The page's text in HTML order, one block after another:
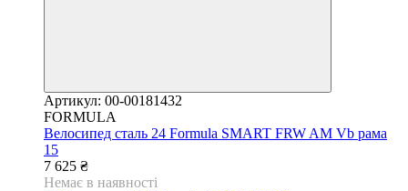
Артикул: 00-00181432
FORMULA
Велосипед сталь 24 Formula SMART FRW AM Vb рама
15
7 625 ₴
Немає в наявності